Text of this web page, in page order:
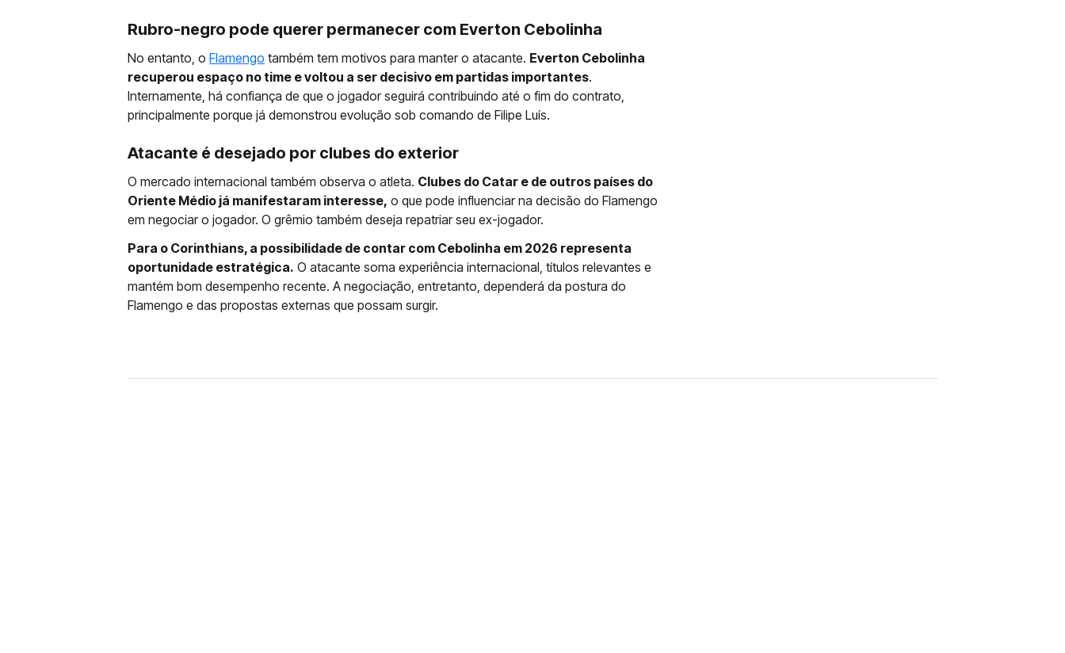
Rubro-negro pode querer permanecer com Everton Cebolinha
No entanto, o Flamengo também tem motivos para manter o atacante. Everton Cebolinha
recuperou espaço no time e voltou a ser decisivo em partidas importantes.
Internamente, há confiança de que o jogador seguirá contribuindo até o fim do contrato,
principalmente porque já demonstrou evolução sob comando de Filipe Luís.
Atacante é desejado por clubes do exterior
O mercado internacional também observa o atleta. Clubes do Catar e de outros países do
Oriente Médio já manifestaram interesse, o que pode influenciar na decisão do Flamengo
em negociar o jogador. O grêmio também deseja repatriar seu ex-jogador.
Para o Corinthians, a possibilidade de contar com Cebolinha em 2026 representa
oportunidade estratégica. O atacante soma experiência internacional, títulos relevantes e
mantém bom desempenho recente. A negociação, entretanto, dependerá da postura do
Flamengo e das propostas externas que possam surgir.